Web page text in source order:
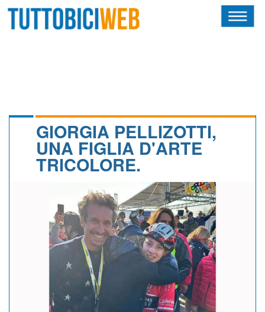
CALENDARIO
GIORGIA PELLIZOTTI,
UNA FIGLIA D'ARTE
TRICOLORE.